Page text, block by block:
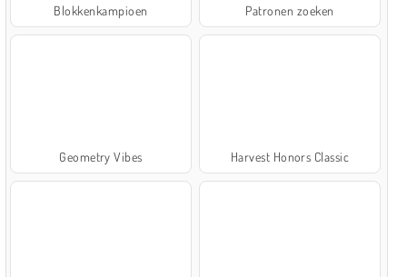
Blokkenkampioen Patronen zoeken
Geometry Vibes Harvest Honors Classic